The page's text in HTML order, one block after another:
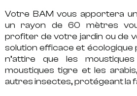
Votre BAM vous apportera
un rayon de 60 mètres
profiter de votre jardin ou de
solution efficace et écologique
n’attire que les
moustiques tigre et les
autres insectes, protégeant la